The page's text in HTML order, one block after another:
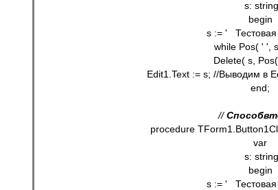
s:
begin
s := '   Тестовая
while Pos( ' ',
Delete( s, Pos(
Edit1.Text := s; //Выводим в
end;
// Способ
procedure
var
s:
begin
s := '   Тестовая